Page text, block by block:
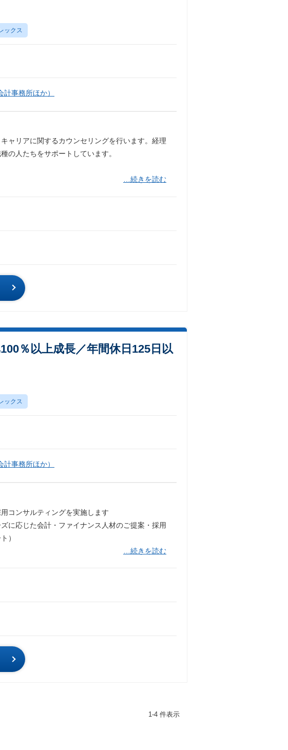
ックス
事務所ほか）
ャリアに関するカウンセリングを行います。経理
の人たちをサポートしています。
…続きを読む
％以上成長／年間休日125日以
ックス
事務所ほか）
コンサルティングを実施します
に応じた会計・ファイナンス人材のご提案・採用
）
…続きを読む
1-4 件表示